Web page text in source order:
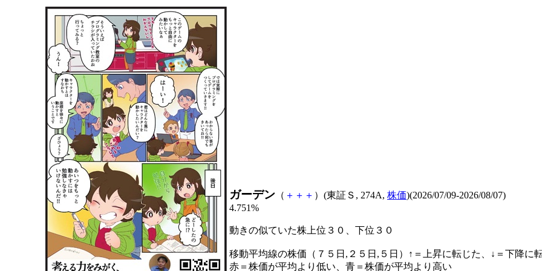
ガーデン （ ＋ ＋ ＋ ）(東証Ｓ, 274A, 株価)(2026/07/09-2026/08/07)
4.751%
動きの似ていた株上位３０、下位３０
移動平均線の株価（７５日,２５日,５日）↑＝上昇に転じた、↓＝下降に
赤＝株価が平均より低い、青＝株価が平均より高い